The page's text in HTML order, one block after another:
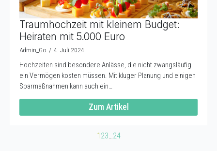
Traumhochzeit mit kleinem Budget:
Heiraten mit 5.000 Euro
Admin_Go 4. Juli 2024
Hochzeiten sind besondere Anlässe, die nicht zwangsläufig
ein Vermögen kosten müssen. Mit kluger Planung und einigen
Sparmaßnahmen kann auch ein…
Zum Artikel
1 23 24